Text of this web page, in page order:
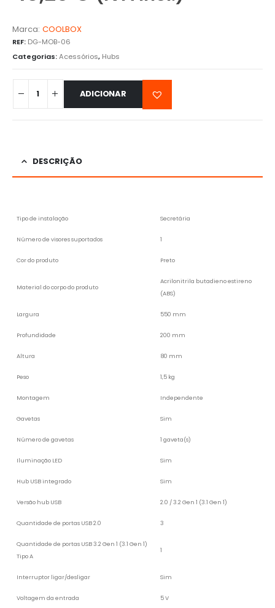
Marca: COOLBOX
REF: DG-MOB-06
Categorias:Acessórios, Hubs
ADICIONAR
DESCRIÇÃO
Tipo de instalação Secretária
Número de visores suportados 1
Cor do produto Preto
Material do corpo do produto
Acrilonitrila butadieno estireno
(ABS)
Largura 550 mm
Profundidade 200 mm
Altura 80 mm
Peso 1,5 kg
Montagem Independente
Gavetas Sim
Número de gavetas 1 gaveta(s)
Iluminação LED Sim
Hub USB integrado Sim
Versão hub USB 2.0 / 3.2 Gen 1 (3.1 Gen 1)
Quantidade de portas USB 2.0 3
Quantidade de portas USB 3.2 Gen 1 (3.1 Gen 1)
Tipo A
1
Interruptor ligar/desligar Sim
Voltagem da entrada 5 V